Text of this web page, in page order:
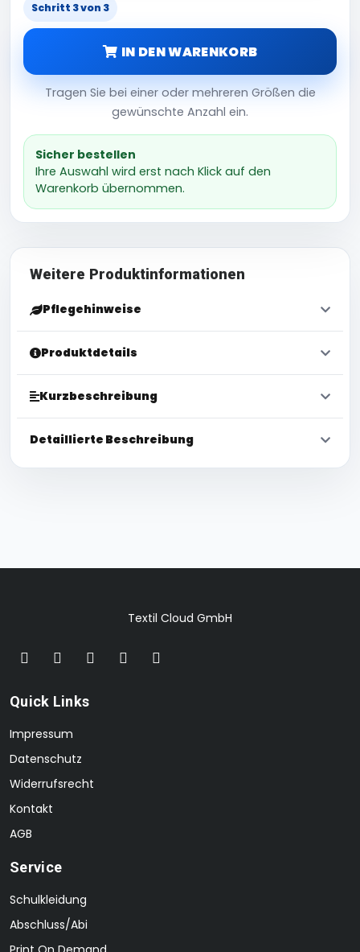
Schritt 3 von 3
IN DEN WARENKORB
Tragen Sie bei einer oder mehreren Größen die
gewünschte Anzahl ein.
Sicher bestellen
Ihre Auswahl wird erst nach Klick auf den
Warenkorb übernommen.
Weitere Produktinformationen
Pflegehinweise
Produktdetails
Kurzbeschreibung
Detaillierte Beschreibung
Textil Cloud GmbH
Quick Links
Impressum
Datenschutz
Widerrufsrecht
Kontakt
AGB
Service
Schulkleidung
Abschluss/Abi